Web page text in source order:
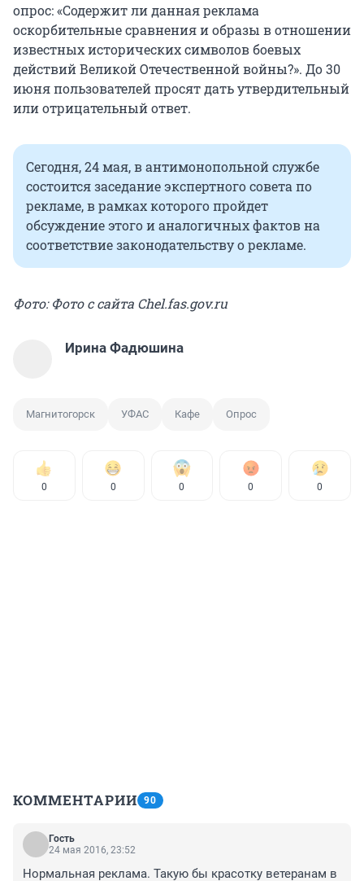
опрос: «Содержит ли данная реклама
оскорбительные сравнения и образы в отношении
известных исторических символов боевых
действий Великой Отечественной войны?». До 30
июня пользователей просят дать утвердительный
или отрицательный ответ.
Сегодня, 24 мая, в антимонопольной службе
состоится заседание экспертного совета по
рекламе, в рамках которого пройдет
обсуждение этого и аналогичных фактов на
соответствие законодательству о рекламе.
Фото: Фото с сайта Chel.fas.gov.ru
Ирина Фадюшина
Магнитогорск УФАС Кафе Опрос
0 0 0 0 0
КОММЕНТАРИИ 90
Гость
24 мая 2016, 23:52
Нормальная реклама. Такую бы красотку ветеранам в